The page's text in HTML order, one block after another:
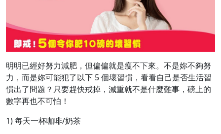
明明已經好努力減肥，但偏偏就是瘦不下來。不是妳不夠努
力，而是妳可能犯了以下 5 個壞習慣，看看自己是否生活習
慣出了問題？只要趕快戒掉，減重就不是什麼難事，磅上的
數字再也不可怕！
1) 每天一杯咖啡/奶茶